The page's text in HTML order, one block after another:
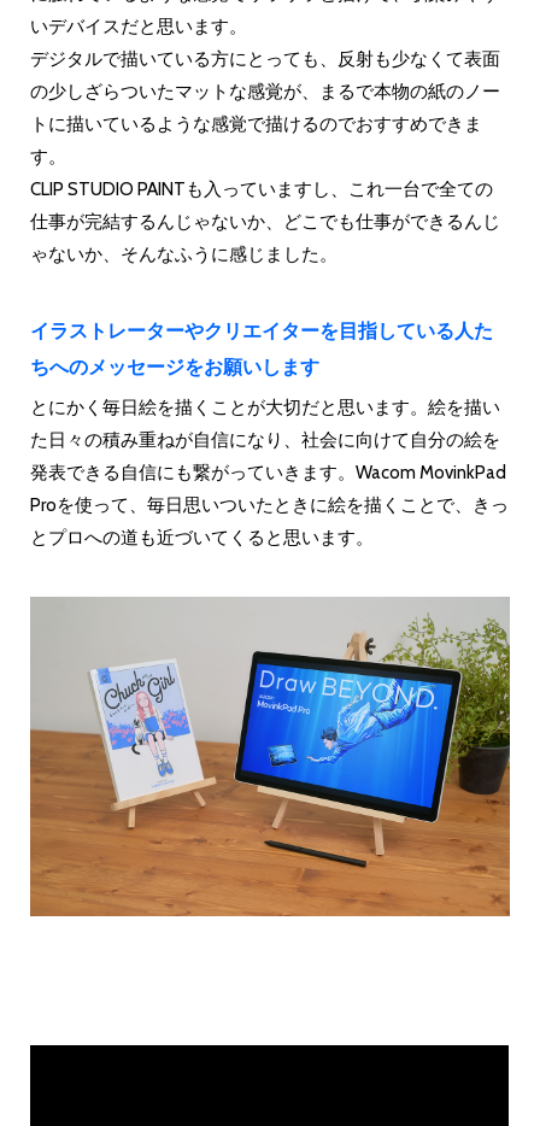
いデバイスだと思います。
デジタルで描いている方にとっても、反射も少なくて表面
の少しざらついたマットな感覚が、まるで本物の紙のノー
トに描いているような感覚で描けるのでおすすめできま
す。
CLIP STUDIO PAINTも入っていますし、これ一台で全ての
仕事が完結するんじゃないか、どこでも仕事ができるんじ
ゃないか、そんなふうに感じました。
イラストレーターやクリエイターを目指している人た
ちへのメッセージをお願いします
とにかく毎日絵を描くことが大切だと思います。絵を描い
た日々の積み重ねが自信になり、社会に向けて自分の絵を
発表できる自信にも繋がっていきます。Wacom MovinkPad
Proを使って、毎日思いついたときに絵を描くことで、きっ
とプロへの道も近づいてくると思います。